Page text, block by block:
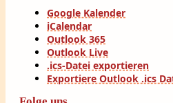
Google Kalender
iCalendar
Outlook 365
Outlook Live
.ics-Datei exportieren
Exportiere Outlook .ics